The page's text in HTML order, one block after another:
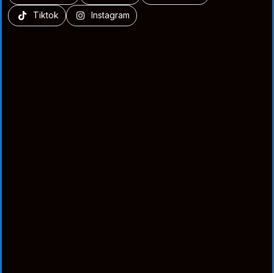
Tiktok Instagram